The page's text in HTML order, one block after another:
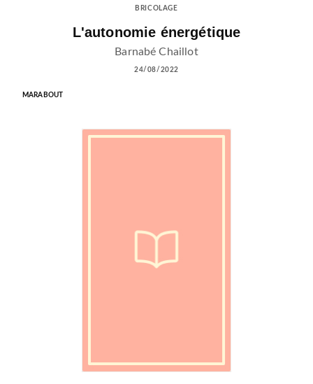
BRICOLAGE
L'autonomie énergétique
Barnabé Chaillot
24/08/2022
MARABOUT